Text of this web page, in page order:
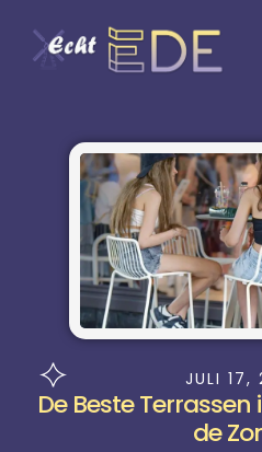
JULI 17,
De Beste Terrassen
de